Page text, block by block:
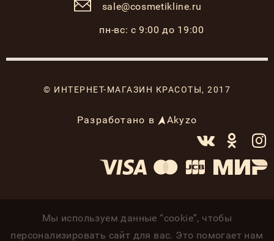
sale@cosmetikline.ru
пн-вс: с 9:00 до 19:00
© ИНТЕРНЕТ-МАГАЗИН КРАСОТЫ, 2017
Разработано в Akyzo
Мы используем данные “cookie”, чтобы
персонализировать сайт для вас. Это помогает нам